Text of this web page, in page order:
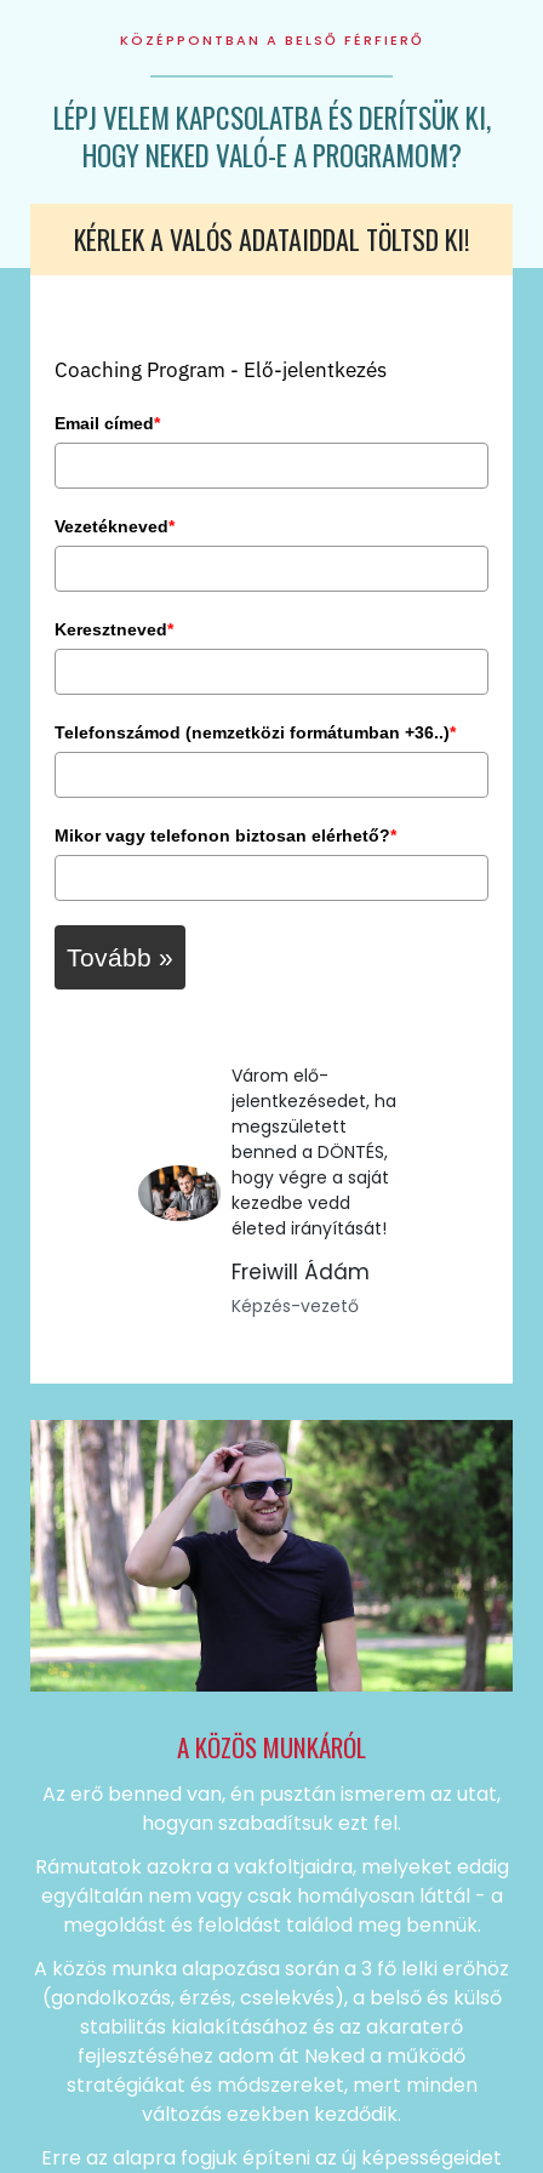
KÖZÉPPONTBAN A BELSŐ FÉRFIERŐ
LÉPJ VELEM KAPCSOLATBA ÉS DERÍTSÜK KI,
HOGY NEKED VALÓ-E A PROGRAMOM?
A KÖZÖS MUNKÁRÓL
Az erő benned van, én pusztán ismerem az utat,
hogyan szabadítsuk ezt fel.
Rámutatok azokra a vakfoltjaidra, melyeket eddig
egyáltalán nem vagy csak homályosan láttál - a
megoldást és feloldást találod meg bennük.
A közös munka alapozása során a 3 fő lelki erőhöz
(gondolkozás, érzés, cselekvés), a belső és külső
stabilitás kialakításához és az akaraterő
fejlesztéséhez adom át Neked a működő
stratégiákat és módszereket, mert minden
változás ezekben kezdődik.
Erre az alapra fogjuk építeni az új képességeidet
KÉRLEK A VALÓS ADATAIDDAL TÖLTSD KI!
Coaching Program - Elő-jelentkezés
Email címed*
Vezetékneved*
Keresztneved*
Telefonszámod (nemzetközi formátumban +36..)*
Mikor vagy telefonon biztosan elérhető?*
Tovább »
Várom elő-
jelentkezésedet, ha
megszületett
benned a DÖNTÉS,
hogy végre a saját
kezedbe vedd
életed irányítását!
Freiwill Ádám
Képzés-vezető